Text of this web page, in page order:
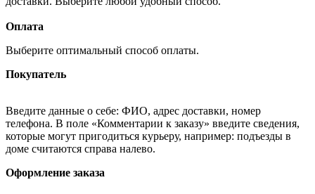
Оплата
Выберите оптимальный способ оплаты.
Покупатель
Введите данные о себе: ФИО, адрес доставки, номер
телефона. В поле «Комментарии к заказу» введите сведения,
которые могут пригодиться курьеру, например: подъезды в
доме считаются справа налево.
Оформление заказа